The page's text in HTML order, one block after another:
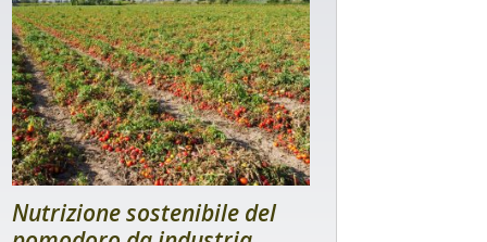
Nutrizione sostenibile del